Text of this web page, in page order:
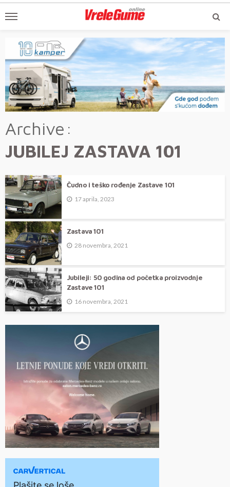
Archive
JUBILEJ ZASTAVA 101
Čudno i teško rođenje Zastave 101
17 aprila, 2023
Zastava 101
28 novembra, 2021
Jubileji: 50 godina od početka proizvodnje
Zastave 101
16 novembra, 2021